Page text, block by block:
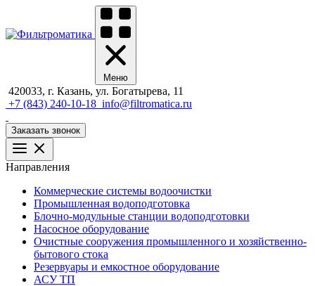
Меню
420033, г. Казань, ул. Богатырева, 11
+7 (843) 240-10-18 info@filtromatica.ru
Заказать звонок
Направления
Коммерческие системы водоочистки
Промышленная водоподготовка
Блочно-модульные станции водоподготовки
Насосное оборудование
Очистные сооружения промышленного и хозяйственно-
бытового стока
Резервуары и емкостное оборудование
АСУ ТП